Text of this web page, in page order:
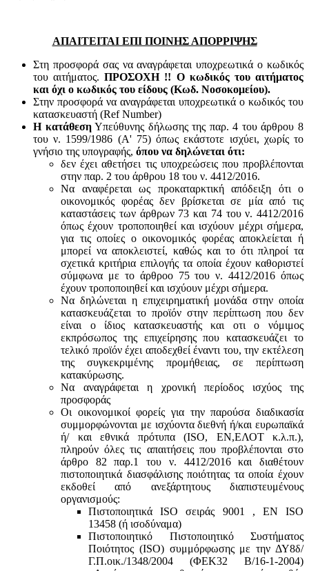
ΑΠΑΙΤΕΙΤΑΙ ΕΠΙ ΠΟΙΝΗΣ ΑΠΟΡΡΙΨΗΣ
Στη προσφορά σας να αναγράφεται υποχρεωτικά ο κωδικός
του αιτήματος.ΠΡΟΣΟΧΗ !! Ο κωδικός του αιτήματος
και όχι ο κωδικός του είδους (Κωδ. Νοσοκομείου).
Στην προσφορά να αναγράφεται υποχρεωτικά ο κωδικός του
κατασκευαστή (Ref Number)
Η κατάθεσηΥπεύθυνης δήλωσης της παρ. 4 του άρθρου 8
του ν. 1599/1986 (Α' 75) όπως εκάστοτε ισχύει, χωρίς το
γνήσιο της υπογραφής, όπου να δηλώνεται ότι:
δεν έχει αθετήσει τις υποχρεώσεις που προβλέπονται
στην παρ. 2 του άρθρου 18 του ν. 4412/2016.
Να αναφέρεται ως προκαταρκτική απόδειξη ότι ο
οικονομικός φορέας δεν βρίσκεται σε μία από τις
καταστάσεις των άρθρων 73 και 74 του ν. 4412/2016
όπως έχουν τροποποιηθεί και ισχύουν μέχρι σήμερα,
για τις οποίες ο οικονομικός φορέας αποκλείεται ή
μπορεί να αποκλειστεί, καθώς και το ότι πληροί τα
σχετικά κριτήρια επιλογής τα οποία έχουν καθοριστεί
σύμφωνα με τo άρθροo 75 του ν. 4412/2016 όπως
έχουν τροποποιηθεί και ισχύουν μέχρι σήμερα.
Να δηλώνεται η επιχειρηματική μονάδα στην οποία
κατασκευάζεται το προϊόν στην περίπτωση που δεν
είναι ο ίδιος κατασκευαστής και oτι ο νόμιμος
εκπρόσωπος της επιχείρησης που κατασκευάζει το
τελικό προϊόν έχει αποδεχθεί έναντι του, την εκτέλεση
της συγκεκριμένης προμήθειας, σε περίπτωση
κατακύρωσης.
Να αναγράφεται η χρονική περίοδος ισχύος της
προσφοράς
Οι οικονομικοί φορείς για την παρούσα διαδικασία
συμμορφώνονται με ισχύοντα διεθνή ή/και ευρωπαϊκά
ή/ και εθνικά πρότυπα (ISO, ΕΝ,ΕΛΟΤ κ.λ.π.),
πληρούν όλες τις απαιτήσεις που προβλέπονται στο
άρθρο 82 παρ.1 του ν. 4412/2016 και διαθέτουν
πιστοποιητικά διασφάλισης ποιότητας τα οποία έχουν
εκδοθεί από ανεξάρτητους διαπιστευμένους
οργανισμούς:
Πιστοποιητικά ISO σειράς 9001 , ΕΝ ISO
13458 (ή ισοδύναμα)
Πιστοποιητικό Πιστοποιητικό Συστήματος
Ποιότητος (ISO) συμμόρφωσης με την ΔΥ8δ/
Γ.Π.οικ./1348/2004 (ΦΕΚ32 Β/16-1-2004)